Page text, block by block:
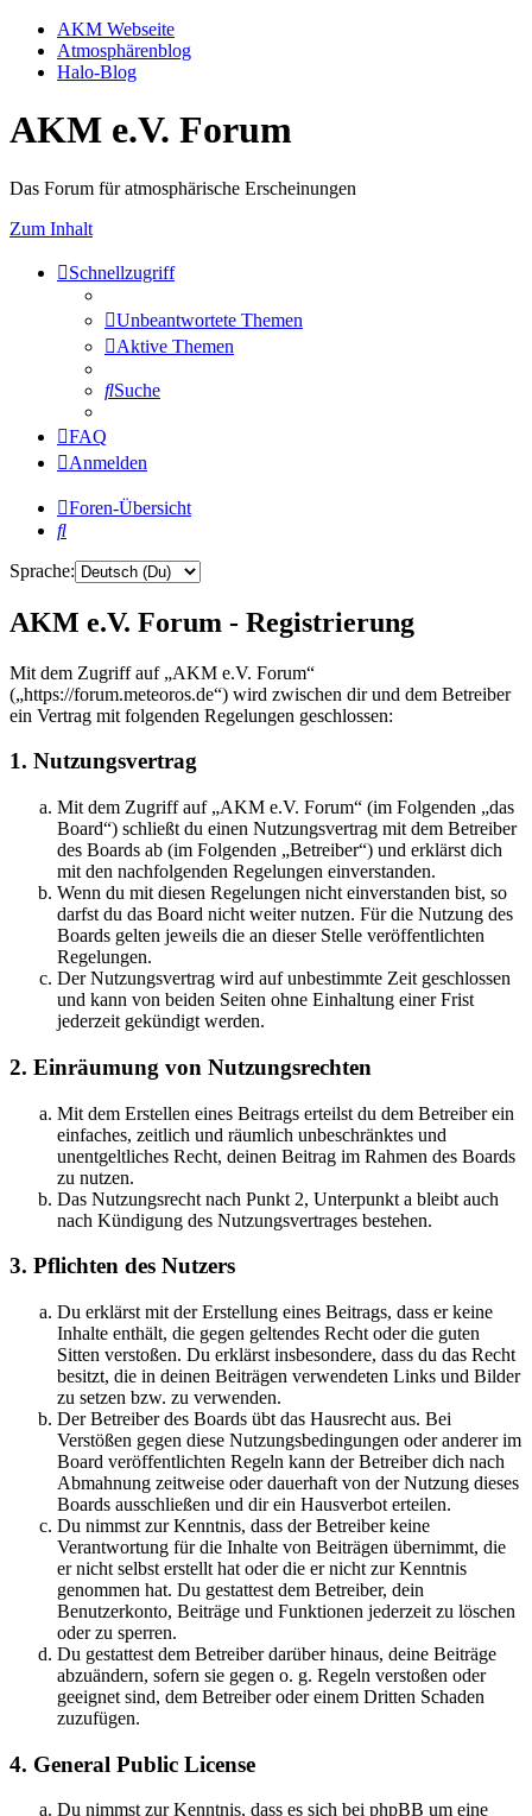
AKM Webseite
Atmosphärenblog
Halo-Blog
AKM e.V. Forum
Das Forum für atmosphärische Erscheinungen
Zum Inhalt
Schnellzugriff
Unbeantwortete Themen
Aktive Themen
Suche
FAQ
Anmelden
Foren-Übersicht
Suche
Sprache:
AKM e.V. Forum - Registrierung
Mit dem Zugriff auf „AKM e.V. Forum“
(„https://forum.meteoros.de“) wird zwischen dir und dem Betreiber
ein Vertrag mit folgenden Regelungen geschlossen:
1. Nutzungsvertrag
Mit dem Zugriff auf „AKM e.V. Forum“ (im Folgenden „das
Board“) schließt du einen Nutzungsvertrag mit dem Betreiber
des Boards ab (im Folgenden „Betreiber“) und erklärst dich
mit den nachfolgenden Regelungen einverstanden.
Wenn du mit diesen Regelungen nicht einverstanden bist, so
darfst du das Board nicht weiter nutzen. Für die Nutzung des
Boards gelten jeweils die an dieser Stelle veröffentlichten
Regelungen.
Der Nutzungsvertrag wird auf unbestimmte Zeit geschlossen
und kann von beiden Seiten ohne Einhaltung einer Frist
jederzeit gekündigt werden.
2. Einräumung von Nutzungsrechten
Mit dem Erstellen eines Beitrags erteilst du dem Betreiber ein
einfaches, zeitlich und räumlich unbeschränktes und
unentgeltliches Recht, deinen Beitrag im Rahmen des Boards
zu nutzen.
Das Nutzungsrecht nach Punkt 2, Unterpunkt a bleibt auch
nach Kündigung des Nutzungsvertrages bestehen.
3. Pflichten des Nutzers
Du erklärst mit der Erstellung eines Beitrags, dass er keine
Inhalte enthält, die gegen geltendes Recht oder die guten
Sitten verstoßen. Du erklärst insbesondere, dass du das Recht
besitzt, die in deinen Beiträgen verwendeten Links und Bilder
zu setzen bzw. zu verwenden.
Der Betreiber des Boards übt das Hausrecht aus. Bei
Verstößen gegen diese Nutzungsbedingungen oder anderer im
Board veröffentlichten Regeln kann der Betreiber dich nach
Abmahnung zeitweise oder dauerhaft von der Nutzung dieses
Boards ausschließen und dir ein Hausverbot erteilen.
Du nimmst zur Kenntnis, dass der Betreiber keine
Verantwortung für die Inhalte von Beiträgen übernimmt, die
er nicht selbst erstellt hat oder die er nicht zur Kenntnis
genommen hat. Du gestattest dem Betreiber, dein
Benutzerkonto, Beiträge und Funktionen jederzeit zu löschen
oder zu sperren.
Du gestattest dem Betreiber darüber hinaus, deine Beiträge
abzuändern, sofern sie gegen o. g. Regeln verstoßen oder
geeignet sind, dem Betreiber oder einem Dritten Schaden
zuzufügen.
4. General Public License
Du nimmst zur Kenntnis, dass es sich bei phpBB um eine